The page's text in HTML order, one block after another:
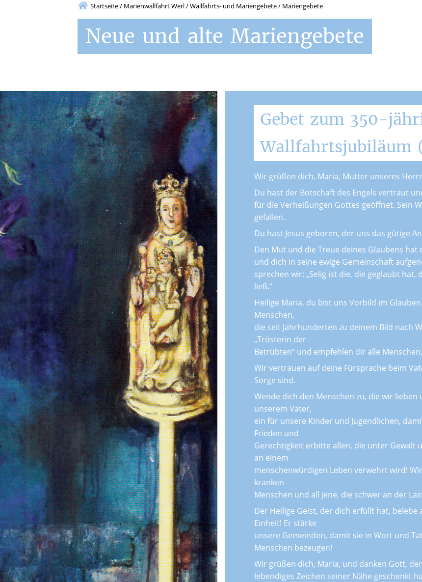
Startseite/ Marienwallfahrt Werl/Wallfahrts- und Mariengebete/ Mariengebete
Neue und alte Mariengebete
Gebet zum 350-
Wallfahrtsjubiläum
Wir grüßen dich, Maria, Mutter unseres
Du hast der Botschaft des Engels vertraut
für die Verheißungen Gottes geöffnet. Sein
gefallen.
Du hast Jesus geboren, der uns das gütige
Den Mut und die Treue deines Glaubens
und dich in seine ewige Gemeinschaft
sprechen wir: „Selig ist die, die geglaubt
ließ.“
Heilige Maria, du bist uns Vorbild im
Menschen,
die seit Jahrhunderten zu deinem Bild nach
„Trösterin der
Betrübten“ und empfehlen dir alle
Wir vertrauen auf deine Fürsprache beim
Sorge sind.
Wende dich den Menschen zu, die wir
unserem Vater,
ein für unsere Kinder und Jugendlichen,
Frieden und
Gerechtigkeit erbitte allen, die unter Gewalt
an einem
menschenwürdigen Leben verwehrt wird!
kranken
Menschen und all jene, die schwer an der
Der Heilige Geist, der dich erfüllt hat,
Einheit! Er stärke
unsere Gemeinden, damit sie in Wort und
Menschen bezeugen!
Wir grüßen dich, Maria, und danken Gott,
lebendiges Zeichen seiner Nähe geschenkt